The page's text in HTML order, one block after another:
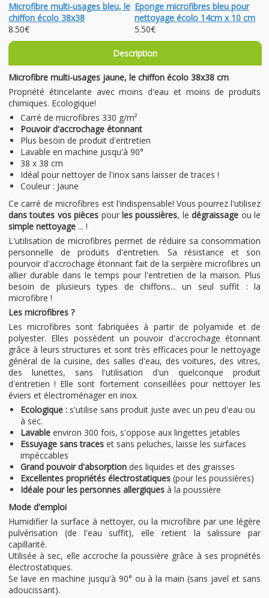
Microfibre multi-usages bleu, le
chiffon écolo 38x38
8.50€
Eponge microfibres bleu pour
nettoyage écolo 14cm x 10 cm
5.50€
Description
Microfibre multi-usages jaune, le chiffon écolo 38x38 cm
Propriété étincelante avec moins d'eau et moins de produits
chimiques. Ecologique!
Carré de microfibres 330 g/m²
Pouvoir d'accrochage étonnant
Plus besoin de produit d'entretien
Lavable en machine jusqu'à 90°
38 x 38 cm
Idéal pour nettoyer de l'inox sans laisser de traces !
Couleur : Jaune
Ce carré de microfibres est l'indispensable! Vous pourrez l'utilisez
dans toutes vos pièces pourles poussières, ledégraissage ou le
simple nettoyage ... !
L'utilisation de microfibres permet de réduire sa consommation
personnelle de produits d'entretien. Sa résistance et son
pourvoir d'accrochage étonnant fait de la serpière microfibres un
allier durable dans le temps pour l'entretien de la maison. Plus
besoin de plusieurs types de chiffons... un seul suffit : la
microfibre !
Les microfibres ?
Les microfibres sont fabriquées à partir de polyamide et de
polyester. Elles possèdent un pouvoir d'accrochage étonnant
grâce à leurs structures et sont très efficaces pour le nettoyage
général de la cuisine, des salles d'eau, des voitures, des vitres,
des lunettes, sans l'utilisation d'un quelconque produit
d'entretien ! Elle sont fortement conseillées pour nettoyer les
éviers et électroménager en inox.
Ecologique : s'utilise sans produit juste avec un peu d'eau ou
à sec.
Lavable environ 300 fois, s'oppose aux lingettes jetables
Essuyage sans traces et sans peluches, laisse les surfaces
impéccables
Grand pouvoir d'absorption des liquides et des graisses
Excellentes propriétés électrostatiques (pour les poussières)
Idéale pour les personnes allergiques à la poussière
Mode d'emploi
Humidifier la surface à nettoyer, ou la microfibre par une légère
pulvérisation (de l'eau suffit), elle retient la salissure par
capillarité.
Utilisée à sec, elle accroche la poussière grâce à ses propriétés
électrostatiques.
Se lave en machine jusqu'à 90° ou à la main (sans javel et sans
adoucissant).